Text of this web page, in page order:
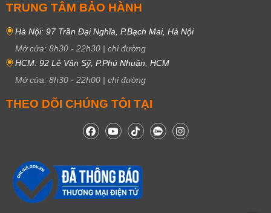
TRUNG TÂM BẢO HÀNH
Hà Nội: 97 Trần Đại Nghĩa, P.Bạch Mai, Hà Nội
Mở cửa: 8h30 - 22h30 | chỉ đường
HCM: 92 Lê Văn Sỹ, P.Phú Nhuận, HCM
Mở cửa: 8h30 - 22h00 | chỉ đường
THEO DÕI CHÚNG TÔI TẠI